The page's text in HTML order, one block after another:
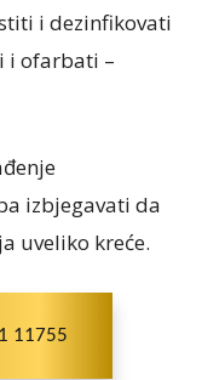
i dezinfikovati
i ofarbati –
izbjegavati da
uveliko kreće.
11755